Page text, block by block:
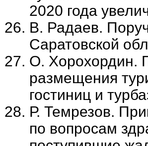
2020 года
В. Радаев.
Саратовской
О. Хорохордин.
размещения
гостиниц и
Р. Темрезов.
по вопросам